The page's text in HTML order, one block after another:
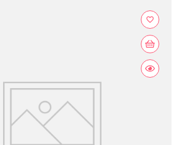
favorite_border